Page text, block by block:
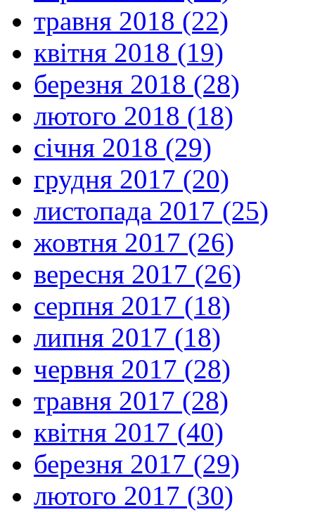
травня 2018 (22)
квітня 2018 (19)
березня 2018 (28)
лютого 2018 (18)
січня 2018 (29)
грудня 2017 (20)
листопада 2017 (25)
жовтня 2017 (26)
вересня 2017 (26)
серпня 2017 (18)
липня 2017 (18)
червня 2017 (28)
травня 2017 (28)
квітня 2017 (40)
березня 2017 (29)
лютого 2017 (30)